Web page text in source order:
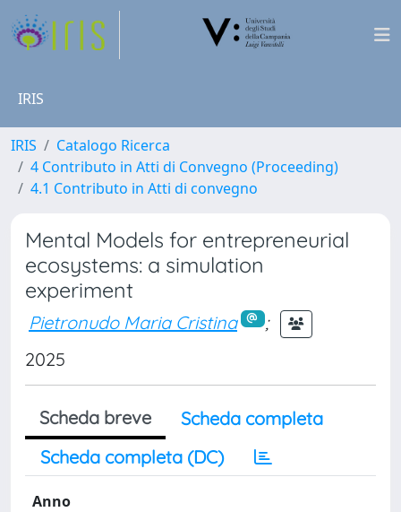
IRIS
IRIS
Catalogo Ricerca
4 Contributo in Atti di Convegno (Proceeding)
4.1 Contributo in Atti di convegno
Mental Models for entrepreneurial
ecosystems: a simulation
experiment
Pietronudo Maria Cristina
;
2025
Scheda breve
Scheda completa
Scheda completa (DC)
Anno